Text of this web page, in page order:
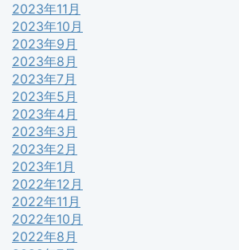
2023年11月
2023年10月
2023年9月
2023年8月
2023年7月
2023年5月
2023年4月
2023年3月
2023年2月
2023年1月
2022年12月
2022年11月
2022年10月
2022年8月